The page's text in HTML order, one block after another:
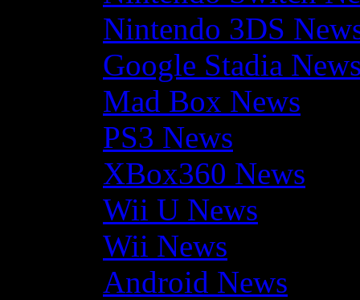
Nintendo 3DS
Google Stadia
Mad Box News
PS3 News
XBox360 News
Wii U News
Wii News
Android News